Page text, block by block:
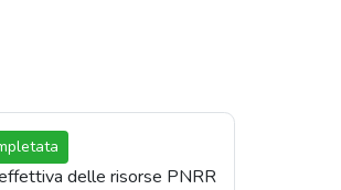
delle risorse PNRR